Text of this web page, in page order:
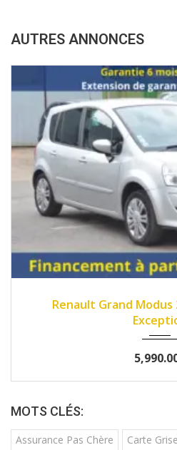
AUTRES ANNONCES
Renault Grand Modus
MOTS CLÉS:
Assurance Pas Chère Carte